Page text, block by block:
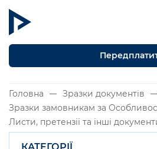
Головна
Зразки документів
Зразки замовникам за
Листи, претензії та інші